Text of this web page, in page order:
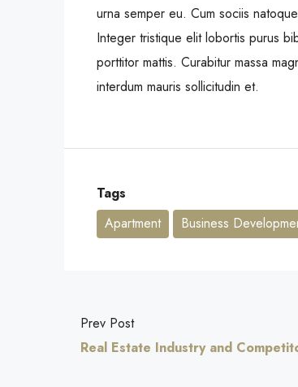
urna semper eu. Cum sociis
Integer tristique elit lobortis purus
porttitor mattis. Curabitur massa
interdum mauris sollicitudin et.
Tags
Apartment
Business
Prev Post
Real Estate Industry and